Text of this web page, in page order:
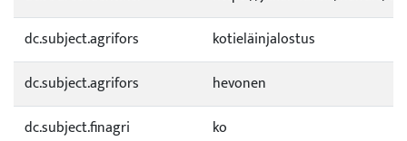
dc.subject.agrifors
kotieläinjalostus
dc.subject.agrifors
hevonen
dc.subject.finagri
ko